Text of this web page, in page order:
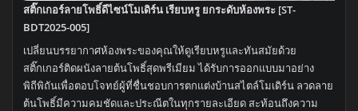
พระ
สติ๊กเกอร์ลายโพธิ์ดีไซน์โมเดิร์น เรียบหรู ยกระดับห้องพระ [ST-
BDT2025-005]
เปลี่ยนบรรยากาศห้องพระของคุณให้ดูเรียบหรูและทันสมัยด้วย
สติ๊กเกอร์ติดผนังลายต้นโพธิ์สุดพรีเมียม ได้รับการออกแบบมาอย่าง
พิถีพิถันเพื่อตอบโจทย์ผู้ที่ชื่นชอบการตกแต่งบ้านสไตล์โมเดิร์น ลวดลาย
ต้นโพธิ์มีความคมชัดและประณีตในทุกรายละเอียด สะท้อนถึงความ